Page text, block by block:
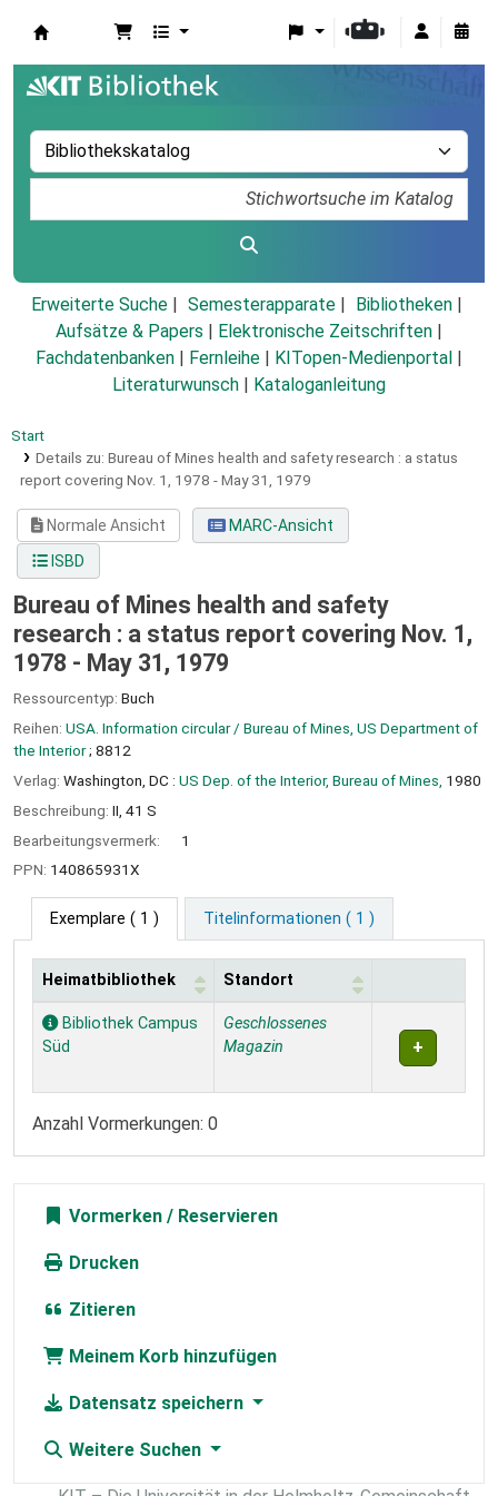
Erweiterte Suche Semesterapparate
Bibliotheken
Aufsätze & Papers
Elektronische Zeitschriften
Fachdatenbanken
Fernleihe KITopen-Medienportal
Literaturwunsch
Kataloganleitung
Start
Details zu: Bureau of Mines health and safety research : a status
report covering Nov. 1, 1978 - May 31, 1979
Normale Ansicht
MARC-Ansicht
ISBD
Bureau of Mines health and safety
research : a status report covering Nov. 1,
1978 - May 31, 1979
Ressourcentyp: Buch
Reihen: USA. Information circular / Bureau of Mines, US Department of
the Interior; 8812
Verlag: Washington, DC : US Dep. of the Interior, Bureau of Mines, 1980
Beschreibung: II, 41 S
Bearbeitungsvermerk:
1
PPN: 140865931X
Exemplare ( 1 ) Titelinformationen ( 1 )
Exemplare
Heimatbibliothek Standort
Bibliothek Campus
Süd
Geschlossenes
Magazin
Anzahl Vormerkungen: 0
Vormerken
Drucken
Zitieren
Meinem Korb hinzufügen
Datensatz speichern
Weitere Suchen